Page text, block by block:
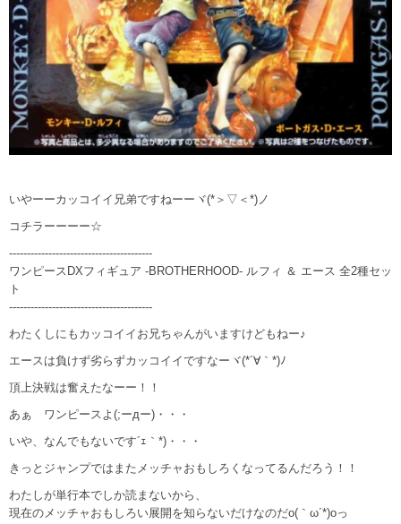
いやーーカッコイイ兄弟ですねーーヾ(*＞▽＜*)ノ
コチラーーーー☆
----------------------------------------
ワンピースDXフィギュア -BROTHERHOOD- ルフィ ＆ エース 全2種セッ
ト
----------------------------------------
わたくしにもカッコイイお兄ちゃんがいますけどもねー♪
エースは負けず劣らずカッコイイですなーヾ(*´∀｀*)ﾉ
頂上決戦は奮えたなーー！！
あぁ ワンピースよ(;ーдー)・・・
いや、なんでもないです´ｪ｀*)・・・
きっとジャンプではまたメッチャおもしろくなってるんだろう！！
わたしが単行本でしか読まないから、
現在のメッチャおもしろい展開を知らないだけなのだo(｀ω´*)oっ